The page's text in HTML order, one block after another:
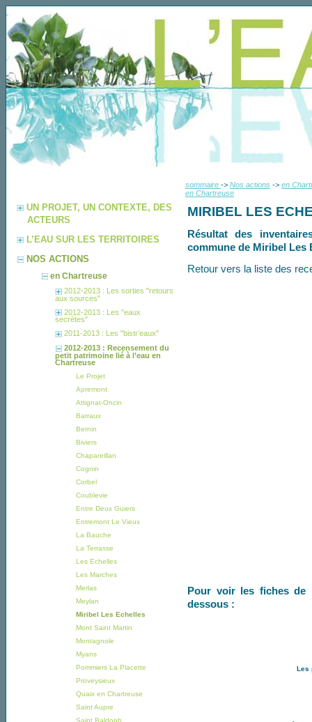
sommaire -> Nos actions -> en
en Chartreuse
MIRIBEL LES
Résultat des
commune de Miribel Les
Retour vers la liste des
Pour voir les fiches de
dessous :
Les
UN PROJET, UN CONTEXTE, DES
ACTEURS
L’EAU SUR LES TERRITOIRES
NOS ACTIONS
en Chartreuse
2012-2013 : Les sorties "retours
aux sources"
2012-2013 : Les "eaux
secrètes"
2011-2013 : Les "bistr’eaux"
2012-2013 : Recensement du
petit patrimoine lié à l’eau en
Chartreuse
Le Projet
Apremont
Attignat-Oncin
Barraux
Bernin
Biviers
Chapareillan
Cognin
Corbel
Coublevie
Entre Deux Guiers
Entremont Le Vieux
La Bauche
La Terrasse
Les Echelles
Les Marches
Merlas
Meylan
Miribel Les Echelles
Mont Saint Martin
Montagnole
Myans
Pommiers La Placette
Proveysieux
Quaix en Chartreuse
Saint Aupre
Saint Baldoph